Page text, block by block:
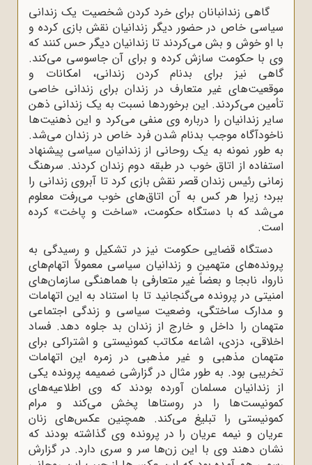
گاهی زندانبانان برای خرد کردن شخصیت یک زندانی
سیاسی خاص در حضور دیگر زندانیان نقش بازی کرده و
با او خوش و بش می‌کردند تا زندانیان دیگر حس کنند که
وی با حکومت سازش کرده و برای آن جاسوسی می‌کند.
گاهی نیز برای بدنام کردن زندانی، امکانات و
موقعیت‌های غیر متعارف در زندان برای زندانی خاصی
تأمین می‌کردند. این برخوردها نسبت به یک زندانی ذهن
سایر زندانیان را درباره وی منفی می‌کرد و این ذهنیت‌ها
ناخودآگاه موجب بدنام شدن فرد خاص در زندان می‌شد.
به طور نمونه به یک روحانی از زندانیان سیاسی پیشنهاد
استفاده از اتاق خوب در طبقه دوم زندان کردند. سرهنگ
زمانی رئیس زندان قصر نقش بازی کرد تا آبروی زندانی را
ببرد؛ زیرا هر کس به آن اتاق‌های خوب می‌رفت معلوم
می‌شد که با دستگاه حکومت، «ساخت و پاخت» کرده
است.
دستگاه قضایی حکومت نیز در تشکیل و رسیدگی به
پرونده‌های متهمین و زندانیان سیاسی معمولاً اتهام‌های
ناروا، نابجا و بعضاً غیر متعارفی با هماهنگی سازمان‌های
امنیتی در پرونده می‌گنجانید تا با استناد به این اتهامات
و مدارک ساختگی، وضعیت سیاسی و زندگی اجتماعی
متهمان را داخل و خارج از زندان بد جلوه دهد. فساد
اخلاقی، دزدی، اشاعه مکاتب کمونیستی و اشتراکی برای
متهمان مذهبی و غیر مذهبی در زمره این اتهامات
تخریبی بود. به طور مثال در گزارشی ضمیمه پرونده یکی
از زندانیان مسلمان آورده بودند که وی اطلاعیه‌های
کمونیست‌ها را در روستاها پخش می‌کند و مرام
کمونیستی را تبلیغ می‌کند. همچنین عکس‌های زنان
عریان و نیمه عریان را در پرونده وی گذاشته بودند که
نشان دهند وی با این زن‌ها سر و سری دارد. در گزارش